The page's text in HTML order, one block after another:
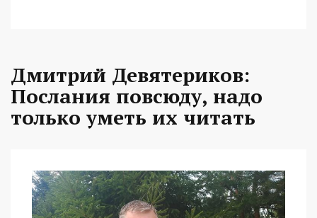
Дмитрий Девятериков:
Послания повсюду, надо
только уметь их читать